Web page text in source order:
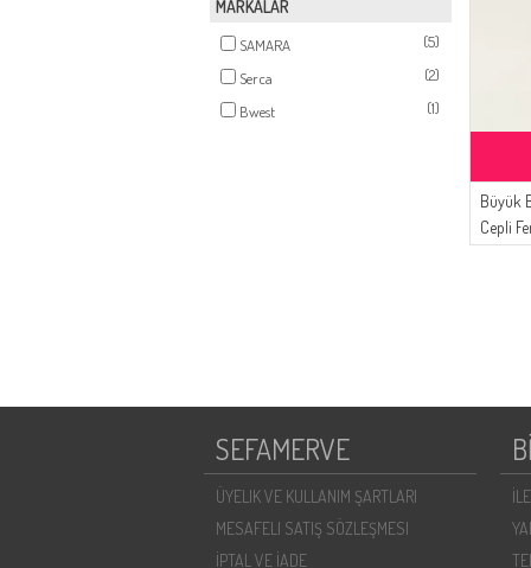
MARKALAR
SAMARA
(5)
Serca
(2)
Bwest
(1)
Büyük
Cepli
SEFAMERVE
ÜYELIK VE KULLANIM ŞARTLARI
MESAFELI SATIŞ SÖZLEŞMESI
İPTAL VE İADE